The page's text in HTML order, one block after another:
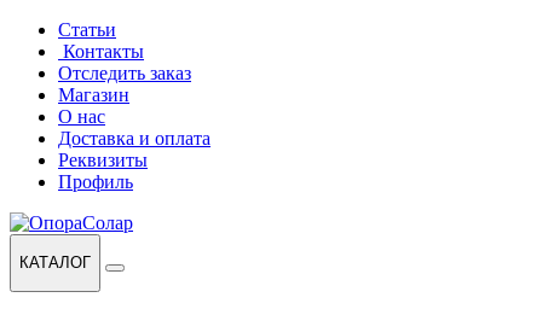
Перейти
навигации
Перейти
содержанию
Статьи
Контакты
Отследить заказ
Магазин
О нас
Доставка и оплата
Реквизиты
Профиль
КАТАЛОГ